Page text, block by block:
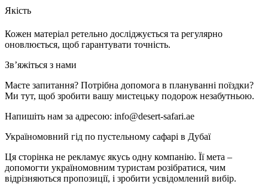
Якість
Кожен матеріал ретельно досліджується та регулярно
оновлюється, щоб гарантувати точність.
Зв’яжіться з нами
Маєте запитання? Потрібна допомога в плануванні поїздки?
Ми тут, щоб зробити вашу мистецьку подорож незабутньою.
Напишіть нам за адресою: info@desert-safari.ae
Україномовний гід по пустельному сафарі в Дубаї
Ця сторінка не рекламує якусь одну компанію. Її мета –
допомогти україномовним туристам розібратися, чим
відрізняються пропозиції, і зробити усвідомлений вибір.